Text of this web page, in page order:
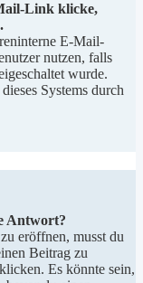
Link klicke,
E-Mail-
nutzen, falls
wurde.
Systems durch
Antwort?
eröffnen, musst du
Beitrag zu
Es könnte sein,